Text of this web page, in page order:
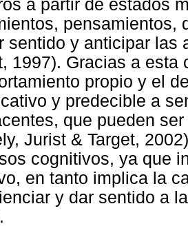
a partir de estados
pensamientos,
sentido y anticipar las
1997). Gracias a
propio y el
y predecible a
que pueden
Jurist & Target,
cognitivos, ya que
en tanto implica la
y dar sentido a